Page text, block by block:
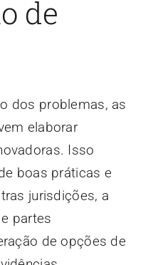
de
dos problemas, as
elaborar
Isso
boas práticas e
jurisdições, a
partes
de opções de